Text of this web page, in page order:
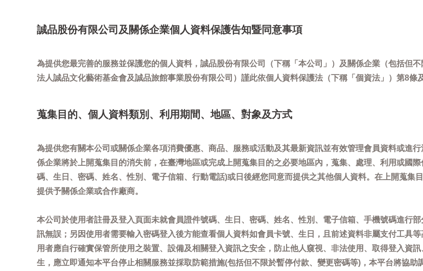
誠品股份有限公司及關係企業個人資料保護告知暨同意事項
為提供您最完善的服務並保護您的個人資料，誠品股份有限公司（下稱「本公司」）及關係企業（包括但
法人誠品文化藝術基金會及誠品旅館事業股份有限公司）謹此依個人資料保護法（下稱「個資法」）第8條
蒐集目的、個人資料類別、利用期間、地區、對象及方式
為提供您有關本公司或關係企業各項消費優惠、商品、服務或活動及其最新資訊並有效管理會員資料或進
係企業將於上開蒐集目的消失前，在臺灣地區或完成上開蒐集目的之必要地區內，蒐集、處理、利用或國
碼、生日、密碼、姓名、性別、電子信箱、行動電話)或日後經您同意而提供之其他個人資料。在上開蒐集
提供予關係企業或合作廠商。
本公司於使用者註冊及登入頁面未就會員證件號碼、生日、密碼、姓名、性別、電子信箱、手機號碼進行
訊無誤；另因使用者需要輸入密碼登入後方能查看個人資料如會員卡號、生日，且前述資料非屬支付工具
用者應自行確實保管所使用之裝置、設備及相關登入資訊之安全，防止他人窺視、非法使用、取得登入資
生，應立即通知本平台停止相關服務並採取防範措施(包括但不限於暫停付款、變更密碼等)，本平台將協